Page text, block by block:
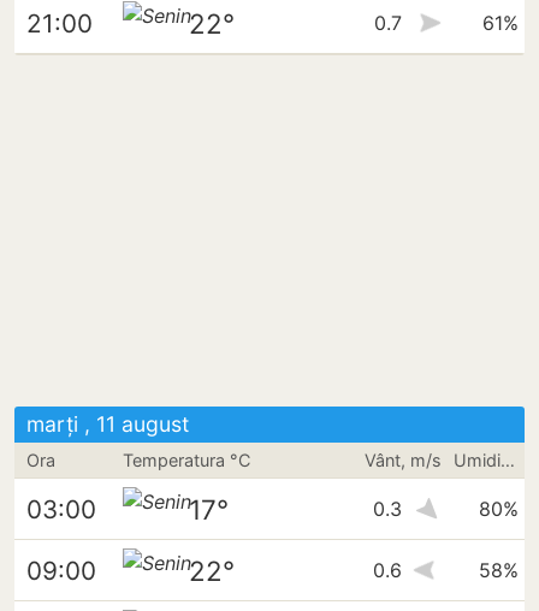
21:00 22° 0.7 61%
marți , 11 august
Ora Temperatura °C Vânt, m/s Umiditate
03:00 17° 0.3 80%
09:00 22° 0.6 58%